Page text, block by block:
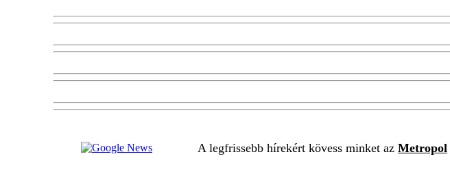
A legfrissebb hírekért kövess minket az Metropol